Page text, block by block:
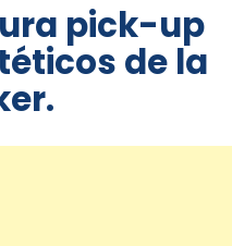
pick-up
de la